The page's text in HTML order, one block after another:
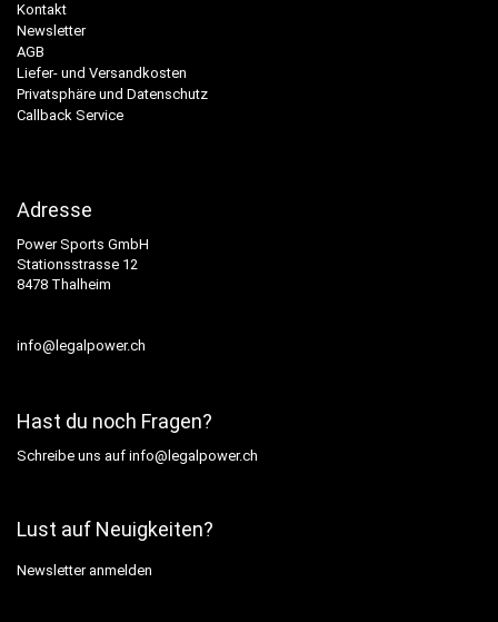
Kontakt
Newsletter
AGB
Liefer- und Versandkosten
Privatsphäre und Datenschutz
Callback Service
Adresse
Power Sports GmbH
Stationsstrasse 12
8478 Thalheim
info@legalpower.ch
Hast du noch Fragen?
Schreibe uns auf info@legalpower.ch
Lust auf Neuigkeiten?
Newsletter anmelden